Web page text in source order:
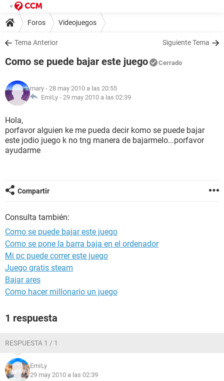
Foros Videojuegos
Tema Anterior Siguiente Tema
Como se puede bajar este juego Cerrado
mary - 28 may 2010 a las 20:55
EmILy - 29 may 2010 a las 02:39
Hola,
porfavor alguien ke me pueda decir komo se puede bajar
este jodio juego k no tng manera de bajarmelo...porfavor
ayudarme
Compartir
Consulta también:
Como se puede bajar este juego
Como se pone la barra baja en el ordenador
Mi pc puede correr este juego
Juego gratis steam
Bajar ares
Como hacer millonario un juego
1 respuesta
RESPUESTA 1 / 1
EmILy
29 may 2010 a las 02:39